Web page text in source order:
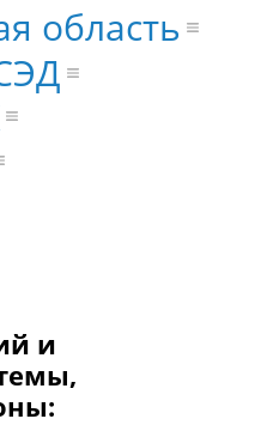
область
и